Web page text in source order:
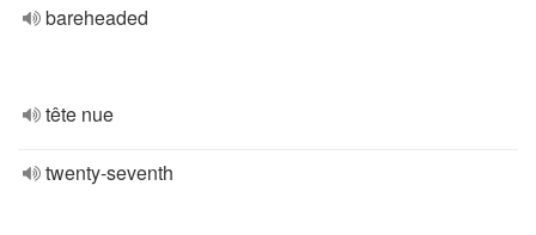
bareheaded
tête nue
twenty-seventh